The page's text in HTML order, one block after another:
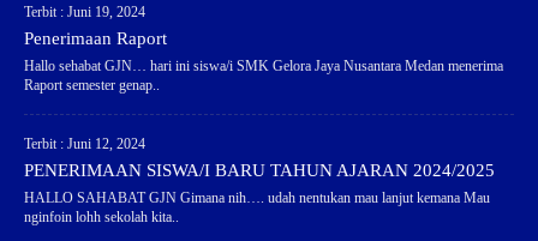
Terbit : Juni 19, 2024
Penerimaan Raport
Hallo sehabat GJN… hari ini siswa/i SMK Gelora Jaya Nusantara Medan menerima
Raport semester genap..
Terbit : Juni 12, 2024
PENERIMAAN SISWA/I BARU TAHUN AJARAN 2024/2025
HALLO SAHABAT GJN Gimana nih…. udah nentukan mau lanjut kemana Mau
nginfoin lohh sekolah kita..